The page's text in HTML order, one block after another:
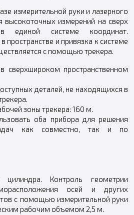
измерительной руки и лазерного
высокоточных измерений на сверх
единой системе координат.
пространстве и привязка к системе
с помощью трекера.
сверхшироком пространственном
деталей, не находящихся в
зоны трекера: 160 м.
оба прибора для решения
как совместно, так и по
Контроль геометрии
осей и других
с помощью измерительной руки
рабочим объемом 2,5 м.